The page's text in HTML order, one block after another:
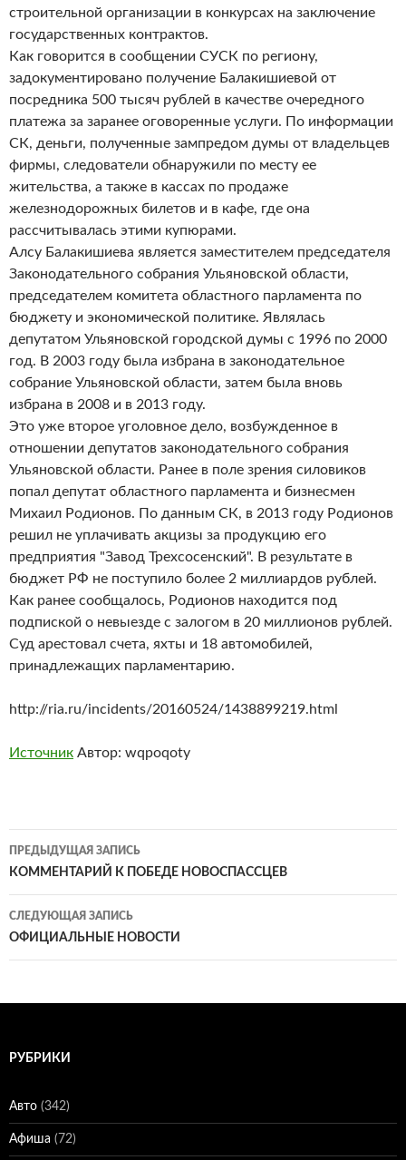
строительной организации в конкурсах на заключение
государственных контрактов.
Как говорится в сообщении СУСК по региону,
задокументировано получение Балакишиевой от
посредника 500 тысяч рублей в качестве очередного
платежа за заранее оговоренные услуги. По информации
СК, деньги, полученные зампредом думы от владельцев
фирмы, следователи обнаружили по месту ее
жительства, а также в кассах по продаже
железнодорожных билетов и в кафе, где она
рассчитывалась этими купюрами.
Алсу Балакишиева является заместителем председателя
Законодательного собрания Ульяновской области,
председателем комитета областного парламента по
бюджету и экономической политике. Являлась
депутатом Ульяновской городской думы с 1996 по 2000
год. В 2003 году была избрана в законодательное
собрание Ульяновской области, затем была вновь
избрана в 2008 и в 2013 году.
Это уже второе уголовное дело, возбужденное в
отношении депутатов законодательного собрания
Ульяновской области. Ранее в поле зрения силовиков
попал депутат областного парламента и бизнесмен
Михаил Родионов. По данным СК, в 2013 году Родионов
решил не уплачивать акцизы за продукцию его
предприятия "Завод Трехсосенский". В результате в
бюджет РФ не поступило более 2 миллиардов рублей.
Как ранее сообщалось, Родионов находится под
подпиской о невыезде с залогом в 20 миллионов рублей.
Суд арестовал счета, яхты и 18 автомобилей,
принадлежащих парламентарию.
http://ria.ru/incidents/20160524/1438899219.html
Источник Автор: wqpoqoty
Навигация
по
записям
ПРЕДЫДУЩАЯ ЗАПИСЬ
КОММЕНТАРИЙ К ПОБЕДЕ НОВОСПАССЦЕВ
СЛЕДУЮЩАЯ ЗАПИСЬ
ОФИЦИАЛЬНЫЕ НОВОСТИ
РУБРИКИ
Авто (342)
Афиша (72)